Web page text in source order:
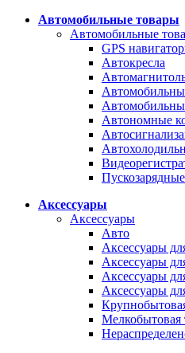
Автомобильные товары
Автомобильные
GPS
Автокресла
Автономные
Аксессуары
Аксессуары
Авто
Аксессуары
Аксессуары
Аксессуары
Аксессуары
Мелкобытовая